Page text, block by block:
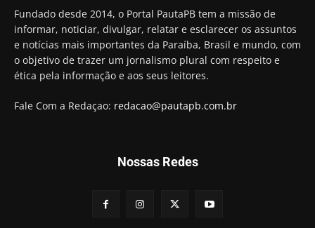
Fundado desde 2014, o Portal PautaPB tem a missão de
informar, noticiar, divulgar, relatar e esclarecer os assuntos
e notícias mais importantes da Paraíba, Brasil e mundo, com
o objetivo de trazer um jornalismo plural com respeito e
ética pela informação e aos seus leitores.
Fale Com a Redaçao: redacao@pautapb.com.br
Nossas Redes